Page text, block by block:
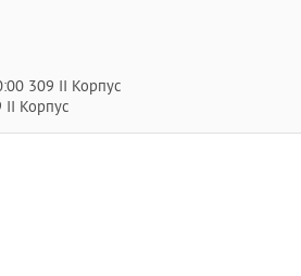
309 II Корпус
II Корпус